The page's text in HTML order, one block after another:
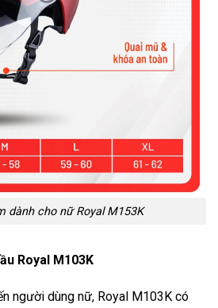
dành cho nữ Royal M153K
Royal M103K
người dùng nữ, Royal M103K có